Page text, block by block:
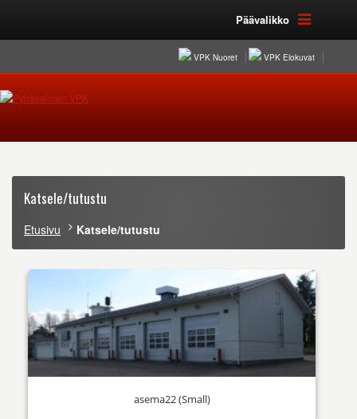
Päävalikko
VPK Nuoret VPK Elokuvat
Katsele/tutustu
Etusivu Katsele/tutustu
asema22 (Small)